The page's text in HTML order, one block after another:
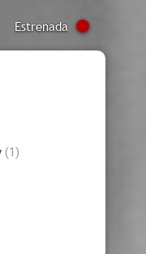
Estrenada
(1)